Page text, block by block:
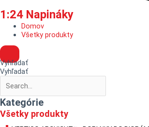
1:24 Napináky
Domov
Všetky produkty
Vyhľadať
Vyhľadať
Kategórie
Všetky produkty